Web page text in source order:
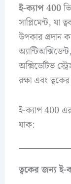
ই-ক্যাপ 400
সাপ্লিমেন্ট, যা
উপকার প্রদান
অক্সিডেটিভ
রক্ষা এবং
ই-ক্যাপ 400 এর
যাক:
ত্বকের জন্য ই-